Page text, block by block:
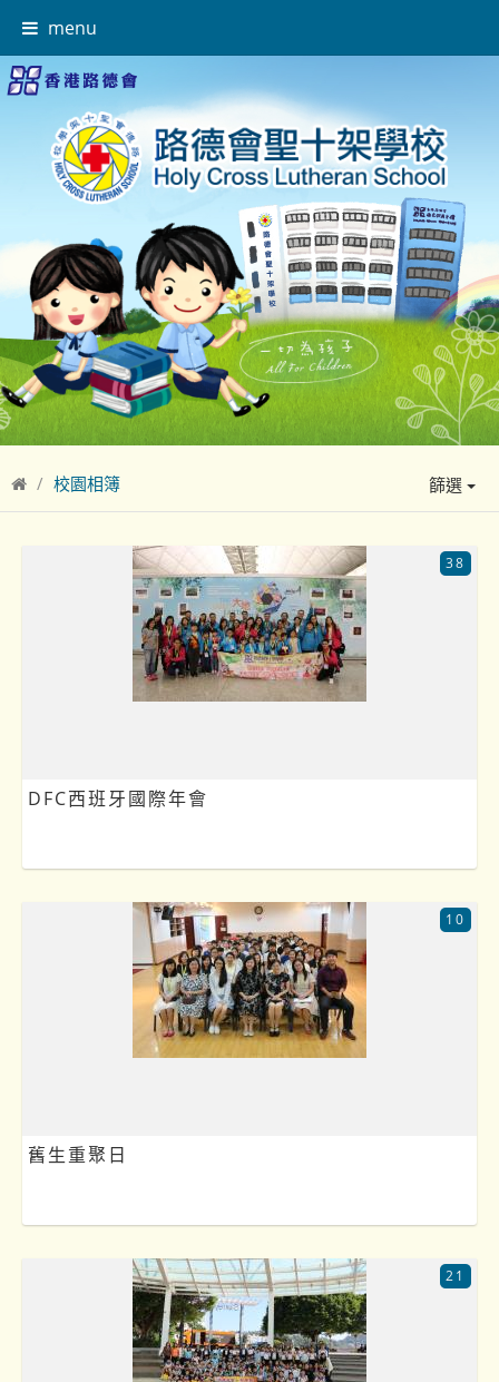
menu
校園相簿 篩選
DFC西班牙國際年會
38
舊生重聚日
10
21